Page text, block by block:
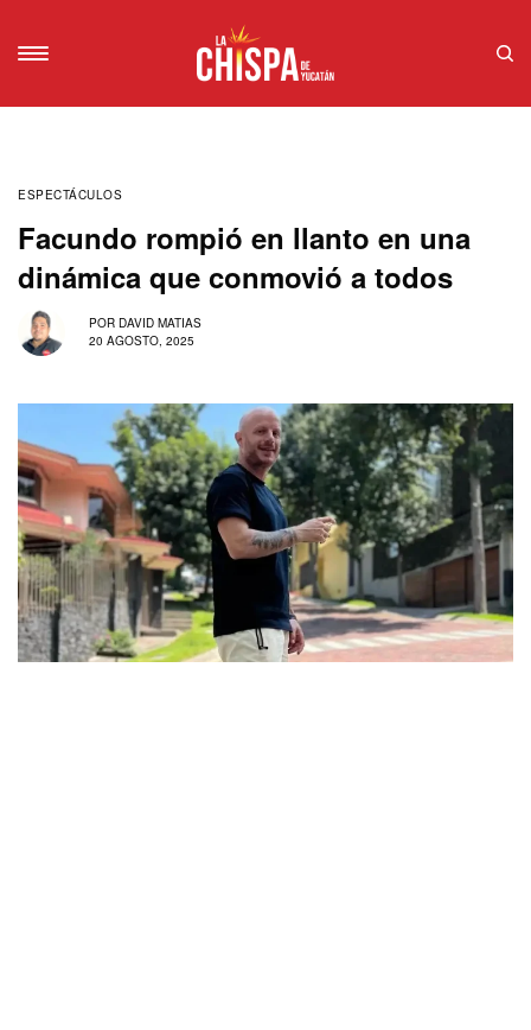
ESPECTÁCULOS
Facundo rompió en llanto en una
dinámica que conmovió a todos
POR DAVID MATIAS
20 AGOSTO, 2025